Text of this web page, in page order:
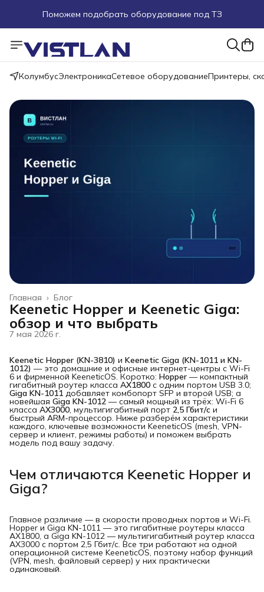
Поможем подобрать оборудование под ТЗ
Пуско-наладочные работы
Пришлите запрос на e-mail или в чат
Более 100 000 позиций в наличии и под заказ
КолумбусЭлектроникаСетевое оборудованиеПринтеры,
Блог
Главная ›
Keenetic Hopper и Keenetic Giga:
обзор и что выбрать
7 мая 2026 г.
Keenetic Hopper (KN-3810) и Keenetic Giga (KN-1011 и KN-
1012) — это домашние и офисные интернет-центры с Wi-Fi
6 и фирменной KeeneticOS. Коротко: Hopper — компактный
гигабитный роутер класса AX1800 с одним портом USB 3.0;
Giga KN-1011 добавляет комбопорт SFP и второй USB; а
новейшая Giga KN-1012 — самый мощный из трёх: Wi-Fi 6
класса AX3000, мультигигабитный порт 2,5 Гбит/с и
быстрый ARM-процессор. Ниже разберём характеристики
каждого, ключевые возможности KeeneticOS (mesh, VPN-
сервер и клиент, режимы работы) и поможем выбрать
модель под вашу задачу.
Чем отличаются Keenetic Hopper и
Giga?
Главное различие — в скорости проводных портов и Wi-Fi.
Hopper и Giga KN-1011 — это гигабитные роутеры класса
AX1800, а Giga KN-1012 — мультигигабитный роутер класса
AX3000 с портом 2,5 Гбит/с. Все три работают на одной
операционной системе KeeneticOS, поэтому набор функций
(VPN, mesh, файловый сервер) у них практически
одинаковый.